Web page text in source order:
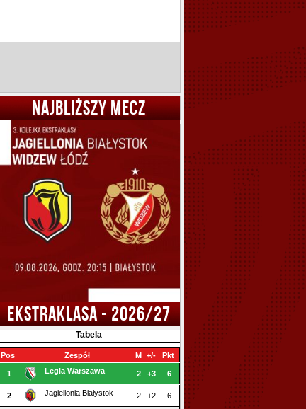
NAJBLIŻSZY MECZ
EKSTRAKLASA - 2026/27
Tabela
Pos Zespół M +/- Pkt
1 Legia Warszawa 2 +3 6
2 Jagiellonia Białystok 2 +2 6